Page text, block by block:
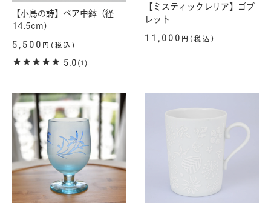
【小鳥の詩】ペア中鉢（径
14.5cm）
5,500 円(税込)
5.0 (1)
【ミスティックレリア】ゴブ
レット
11,000 円(税込)